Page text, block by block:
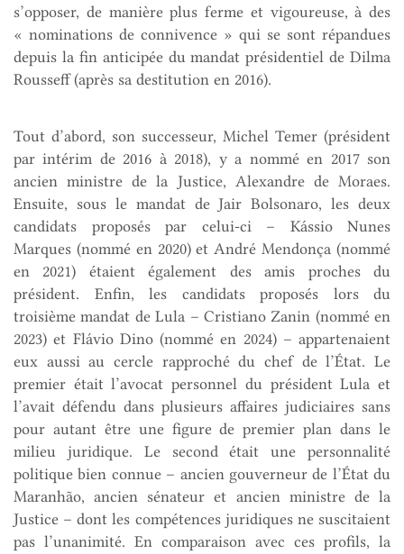
s’opposer, de manière plus ferme et vigoureuse, à des
« nominations de connivence » qui se sont répandues
depuis la fin anticipée du mandat présidentiel de Dilma
Rousseff (après sa destitution en 2016).
Tout d’abord, son successeur, Michel Temer (président
par intérim de 2016 à 2018), y a nommé en 2017 son
ancien ministre de la Justice, Alexandre de Moraes.
Ensuite, sous le mandat de Jair Bolsonaro, les deux
candidats proposés par celui-ci – Kássio Nunes
Marques (nommé en 2020) et André Mendonça (nommé
en 2021) étaient également des amis proches du
président. Enfin, les candidats proposés lors du
troisième mandat de Lula – Cristiano Zanin (nommé en
2023) et Flávio Dino (nommé en 2024) – appartenaient
eux aussi au cercle rapproché du chef de l’État. Le
premier était l’avocat personnel du président Lula et
l’avait défendu dans plusieurs affaires judiciaires sans
pour autant être une figure de premier plan dans le
milieu juridique. Le second était une personnalité
politique bien connue – ancien gouverneur de l’État du
Maranhão, ancien sénateur et ancien ministre de la
Justice – dont les compétences juridiques ne suscitaient
pas l’unanimité. En comparaison avec ces profils, la